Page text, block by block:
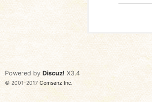
Powered by Discuz! X3.4
© 2001-2017 Comsenz Inc.